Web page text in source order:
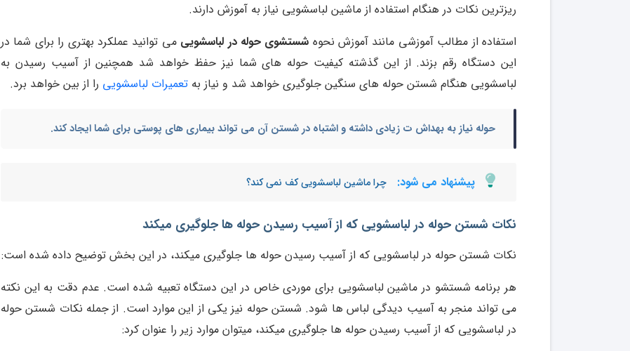
ریزترین نکات در هنگام استفاده از ماشین لباسشویی نیاز به آموزش دارند.
استفاده از مطالب آموزشی مانند آموزش نحوه شستشوی حوله در لباسشویی می توانید عملکرد بهتری را برای شما در
این دستگاه رقم بزند. از این گذشته کیفیت حوله های شما نیز حفظ خواهد شد همچنین از آسیب رسیدن به
لباسشویی هنگام شستن حوله های سنگین جلوگیری خواهد شد و نیاز به تعمیرات لباسشویی را از بین خواهد برد.
حوله نیاز به بهداش ت زیادی داشته و اشتباه در شستن آن می تواند بیماری های پوستی برای شما ایجاد کند.
پیشنهاد می شود: چرا ماشین لباسشویی کف نمی کند؟
نکات شستن حوله در لباسشویی که از آسیب رسیدن حوله ها جلوگیری میکند
نکات شستن حوله در لباسشویی که از آسیب رسیدن حوله ها جلوگیری میکند، در این بخش توضیح داده شده است:
هر برنامه شستشو در ماشین لباسشویی برای موردی خاص در این دستگاه تعبیه شده است. عدم دقت به این نکته
می تواند منجر به آسیب دیدگی لباس ها شود. شستن حوله نیز یکی از این موارد است. از جمله نکات شستن حوله
در لباسشویی که از آسیب رسیدن حوله ها جلوگیری میکند، میتوان موارد زیر را عنوان کرد: